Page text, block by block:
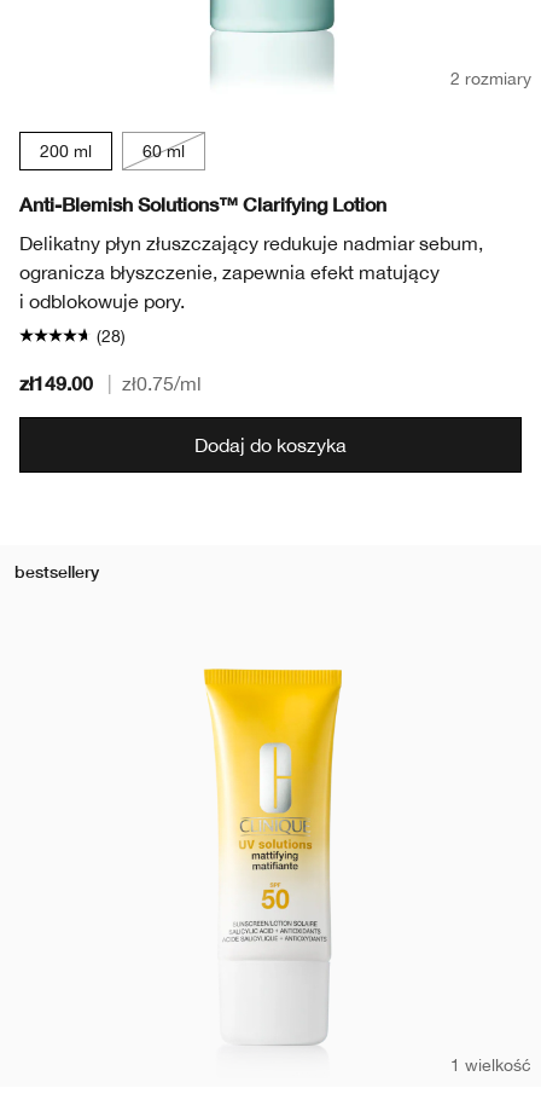
2 rozmiary
200 ml 60 ml
Anti-Blemish Solutions™ Clarifying Lotion
Delikatny płyn złuszczający redukuje nadmiar sebum,
ogranicza błyszczenie, zapewnia efekt matujący
i odblokowuje pory.
(28)
zł149.00 zł0.75/ml
Dodaj do koszyka
bestsellery
1 wielkość